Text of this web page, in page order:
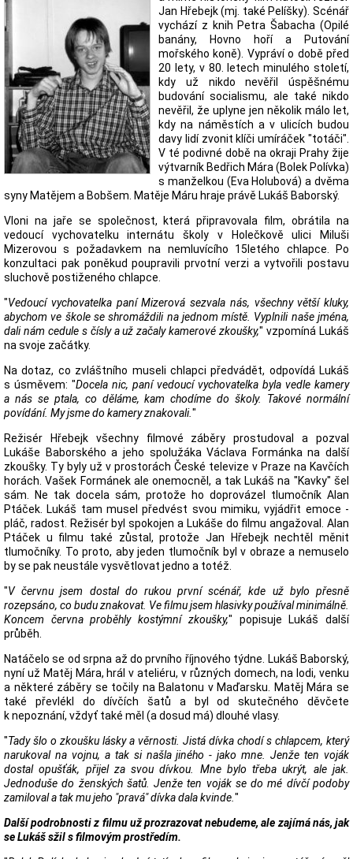
Jan Hřebejk (mj. také Pelíšky). Scénář
vychází z knih Petra Šabacha (Opilé
banány, Hovno hoří a Putování
mořského koně). Vypráví o době před
20 lety, v 80. letech minulého století,
kdy už nikdo nevěřil úspěšnému
budování socialismu, ale také nikdo
nevěřil, že uplyne jen několik málo let,
kdy na náměstích a v ulicích budou
davy lidí zvonit klíči umíráček "totáči".
V té podivné době na okraji Prahy žije
výtvarník Bedřich Mára (Bolek Polívka)
s manželkou (Eva Holubová) a dvěma
syny Matějem a Bobšem. Matěje Máru hraje právě Lukáš Baborský.
Vloni na jaře se společnost, která připravovala film, obrátila na
vedoucí vychovatelku internátu školy v Holečkově ulici Miluši
Mizerovou s požadavkem na nemluvícího 15letého chlapce. Po
konzultaci pak poněkud poupravili prvotní verzi a vytvořili postavu
sluchově postiženého chlapce.
"Vedoucí vychovatelka paní Mizerová sezvala nás, všechny větší kluky,
abychom ve škole se shromáždili na jednom místě. Vyplnili naše jména,
dali nám cedule s čísly a už začaly kamerové zkoušky," vzpomíná Lukáš
na svoje začátky.
Na dotaz, co zvláštního museli chlapci předvádět, odpovídá Lukáš
s úsměvem: "Docela nic, paní vedoucí vychovatelka byla vedle kamery
a nás se ptala, co děláme, kam chodíme do školy. Takové normální
povídání. My jsme do kamery znakovali."
Režisér Hřebejk všechny filmové záběry prostudoval a pozval
Lukáše Baborského a jeho spolužáka Václava Formánka na další
zkoušky. Ty byly už v prostorách České televize v Praze na Kavčích
horách. Vašek Formánek ale onemocněl, a tak Lukáš na "Kavky" šel
sám. Ne tak docela sám, protože ho doprovázel tlumočník Alan
Ptáček. Lukáš tam musel předvést svou mimiku, vyjádřit emoce -
pláč, radost. Režisér byl spokojen a Lukáše do filmu angažoval. Alan
Ptáček u filmu také zůstal, protože Jan Hřebejk nechtěl měnit
tlumočníky. To proto, aby jeden tlumočník byl v obraze a nemuselo
by se pak neustále vysvětlovat jedno a totéž.
"V červnu jsem dostal do rukou první scénář, kde už bylo přesně
rozepsáno, co budu znakovat. Ve filmu jsem hlasivky používal minimálně.
Koncem června proběhly kostýmní zkoušky," popisuje Lukáš další
průběh.
Natáčelo se od srpna až do prvního říjnového týdne. Lukáš Baborský,
nyní už Matěj Mára, hrál v ateliéru, v různých domech, na lodi, venku
a některé záběry se točily na Balatonu v Maďarsku. Matěj Mára se
také převlékl do dívčích šatů a byl od skutečného děvčete
k nepoznání, vždyť také měl (a dosud má) dlouhé vlasy.
"Tady šlo o zkoušku lásky a věrnosti. Jistá dívka chodí s chlapcem, který
narukoval na vojnu, a tak si našla jiného - jako mne. Jenže ten voják
dostal opušťák, přijel za svou dívkou. Mne bylo třeba ukrýt, ale jak.
Jednoduše do ženských šatů. Jenže ten voják se do mé dívčí podoby
zamiloval a tak mu jeho "pravá" dívka dala kvinde. "
Další podrobnosti z filmu už prozrazovat nebudeme, ale zajímá nás, jak
se Lukáš sžil s filmovým prostředím.